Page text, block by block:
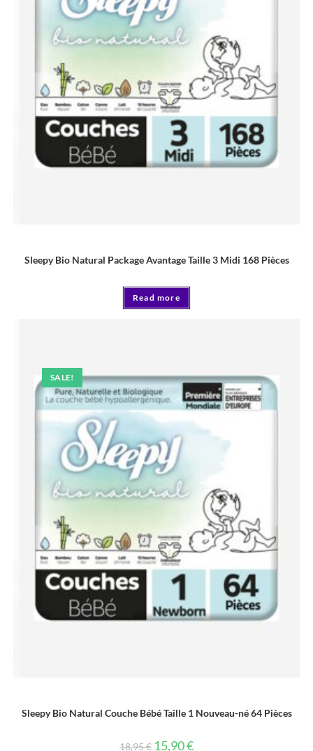
Sleepy Bio Natural Package Avantage Taille 3 Midi 168 Pièces
Read more
SALE!
Sleepy Bio Natural Couche Bébé Taille 1 Nouveau-né 64 Pièces
18,95€ 15,90€